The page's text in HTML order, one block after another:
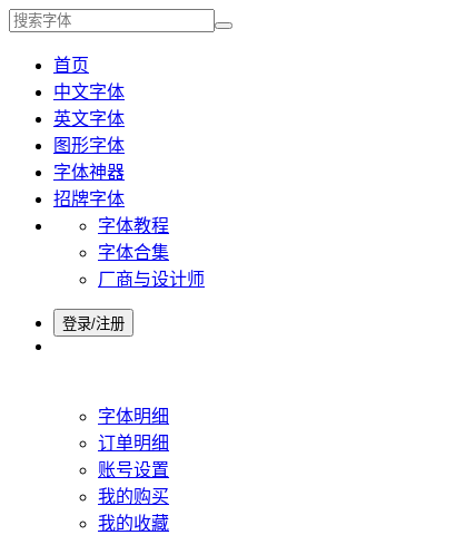
首页
中文字体
英文字体
图形字体
字体神器
招牌字体
字体教程
字体合集
厂商与设计师
登录/注册
字体明细
订单明细
账号设置
我的购买
我的收藏